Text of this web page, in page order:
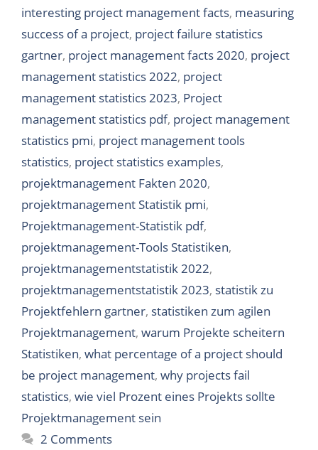
interesting project management facts, measuring
success of a project, project failure statistics
gartner, project management facts 2020, project
management statistics 2022, project
management statistics 2023, Project
management statistics pdf, project management
statistics pmi, project management tools
statistics, project statistics examples,
projektmanagement Fakten 2020,
projektmanagement Statistik pmi,
Projektmanagement-Statistik pdf,
projektmanagement-Tools Statistiken,
projektmanagementstatistik 2022,
projektmanagementstatistik 2023, statistik zu
Projektfehlern gartner, statistiken zum agilen
Projektmanagement, warum Projekte scheitern
Statistiken, what percentage of a project should
be project management, why projects fail
statistics, wie viel Prozent eines Projekts sollte
Projektmanagement sein
2 Comments